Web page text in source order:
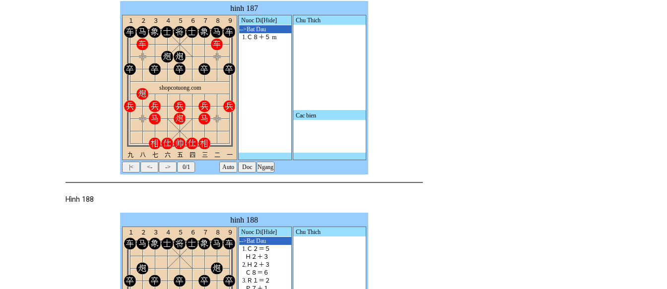
Hình 188